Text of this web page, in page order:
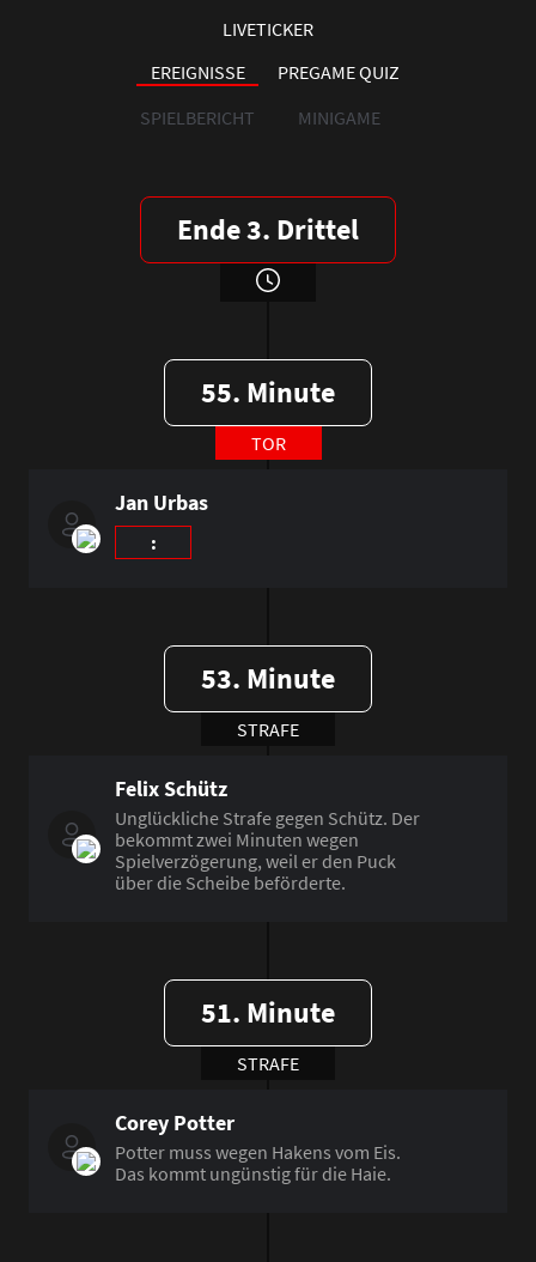
LIVETICKER
EREIGNISSE
PREGAME QUIZ
SPIELBERICHT
MINIGAME
Ende 3. Drittel
55. Minute
TOR
Jan Urbas
:
53. Minute
STRAFE
Felix Schütz
Unglückliche Strafe gegen Schütz. Der
bekommt zwei Minuten wegen
Spielverzögerung, weil er den Puck
über die Scheibe beförderte.
51. Minute
STRAFE
Corey Potter
Potter muss wegen Hakens vom Eis.
Das kommt ungünstig für die Haie.